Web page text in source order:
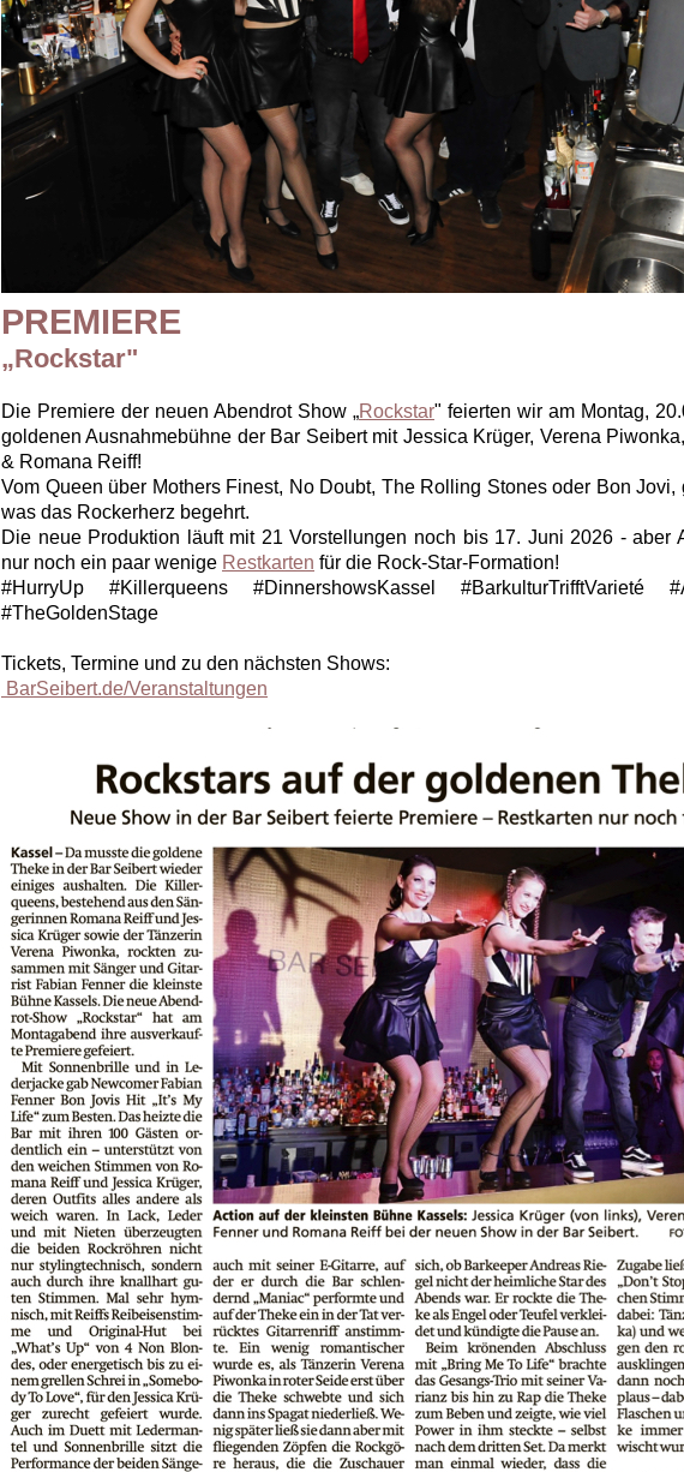
PREMIERE
„Rockstar"
Die Premiere der neuen Abendrot Show „Rockstar" feierten wir am Montag,
goldenen Ausnahmebühne der Bar Seibert mit Jessica Krüger, Verena
& Romana Reiff!
Vom Queen über Mothers Finest, No Doubt, The Rolling Stones oder Bon Jovi,
was das Rockerherz begehrt.
Die neue Produktion läuft mit 21 Vorstellungen noch bis 17. Juni 2026 - aber
nur noch ein paar wenige Restkarten für die Rock-Star-Formation!
#HurryUp #Killerqueens #DinnershowsKassel #BarkulturTrifftVarieté
#TheGoldenStage
Tickets, Termine und zu den nächsten Shows:
BarSeibert.de/Veranstaltungen